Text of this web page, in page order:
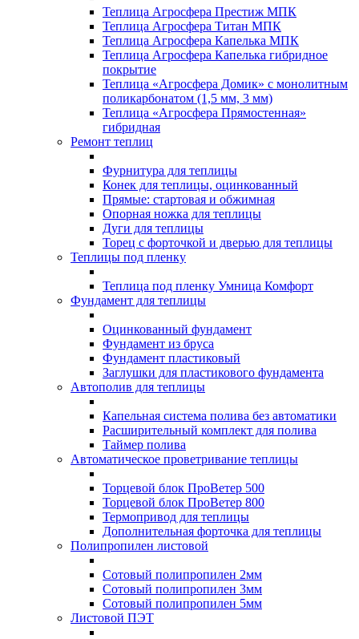
Теплица Агросфера Престиж МПК
Теплица Агросфера Титан МПК
Теплица Агросфера Капелька МПК
Теплица Агросфера Капелька гибридное
покрытие
Теплица «Агросфера Домик» с монолитным
поликарбонатом (1,5 мм, 3 мм)
Теплица «Агросфера Прямостенная»
гибридная
Ремонт теплиц
Фурнитура для теплицы
Конек для теплицы, оцинкованный
Прямые: стартовая и обжимная
Опорная ножка для теплицы
Дуги для теплицы
Торец с форточкой и дверью для теплицы
Теплицы под пленку
Теплица под пленку Умница Комфорт
Фундамент для теплицы
Оцинкованный фундамент
Фундамент из бруса
Фундамент пластиковый
Заглушки для пластикового фундамента
Автополив для теплицы
Капельная система полива без автоматики
Расширительный комплект для полива
Таймер полива
Автоматическое проветривание теплицы
Торцевой блок ПроВетер 500
Торцевой блок ПроВетер 800
Термопривод для теплицы
Дополнительная форточка для теплицы
Полипропилен листовой
Сотовый полипропилен 2мм
Сотовый полипропилен 3мм
Сотовый полипропилен 5мм
Листовой ПЭТ